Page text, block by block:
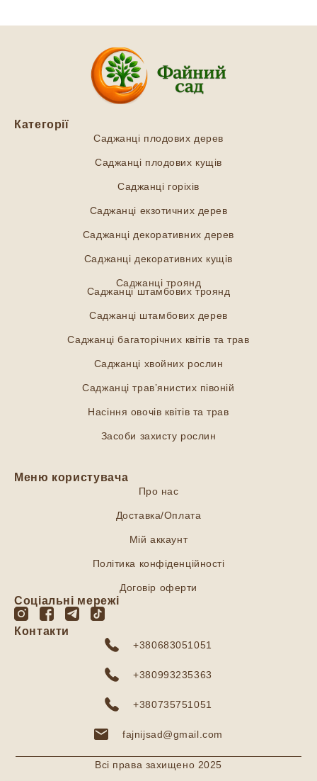
Категорії
Саджанці плодових дерев
Саджанці плодових кущів
Саджанці горіхів
Саджанці екзотичних дерев
Саджанці декоративних дерев
Саджанці декоративних кущів
Саджанці троянд
Саджанці штамбових троянд
Саджанці штамбових дерев
Саджанці багаторічних квітів та трав
Саджанці хвойних рослин
Саджанці трав’янистих півоній
Насіння овочів квітів та трав
Засоби захисту рослин
Меню користувача
Про нас
Доставка/Оплата
Мій аккаунт
Політика конфіденційності
Договір оферти
Соціальні мережі
Контакти
+380683051051
+380993235363
+380735751051
fajnijsad@gmail.com
Всі права захищено 2025